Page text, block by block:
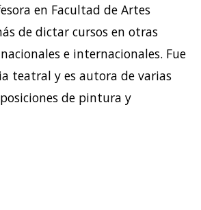
en Facultad de Artes
de dictar cursos en otras
e internacionales. Fue
teatral y es autora de varias
de pintura y